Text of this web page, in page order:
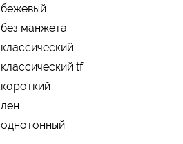
бежевый
без манжета
классический
классический tf
короткий
лен
однотонный